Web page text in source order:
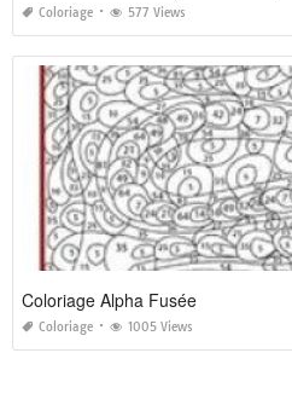
Coloriage 577 Views
Coloriage Alpha Fusée
Coloriage 1005 Views